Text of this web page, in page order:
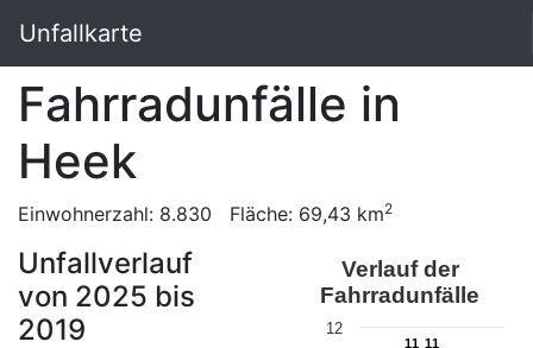
Unfallkarte
Fahrradunfälle in
Heek
Einwohnerzahl: 8.830 Fläche: 69,43 km2
Unfallverlauf
von 2025 bis
2019
Verlauf der
Fahrradunfälle
11
11 11
11
12